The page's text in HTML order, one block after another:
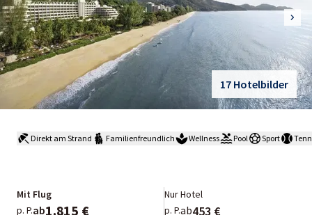
17 Hotelbilder
Direkt am Strand Familienfreundlich Wellness Pool Sport
Mit Flug
p. P.ab1.815 €
Nur Hotel
p. P.ab453 €